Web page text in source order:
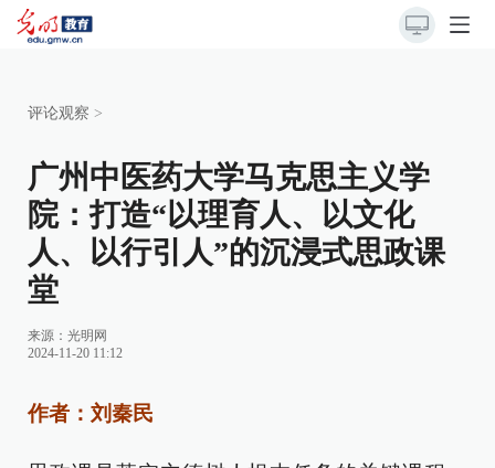
评论观察 >
广州中医药大学马克思主义学
院：打造“以理育人、以文化
人、以行引人”的沉浸式思政课
堂
来源： 光明网
2024-11-20 11:12
作者：刘秦民